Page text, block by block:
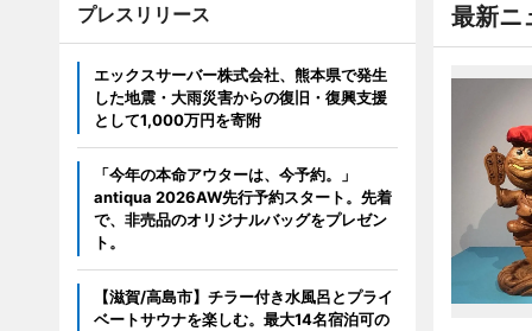
最新ニ
プレスリリース
エックスサーバー株式会社、熊本県で発生
した地震・大雨災害からの復旧・復興支援
として1,000万円を寄附
「今年の本命アウターは、今予約。」
antiqua 2026AW先行予約スタート。先着
で、非売品のオリジナルバッグをプレゼン
ト。
【滋賀/高島市】チラー付き水風呂とプライ
ベートサウナを楽しむ。最大14名宿泊可の